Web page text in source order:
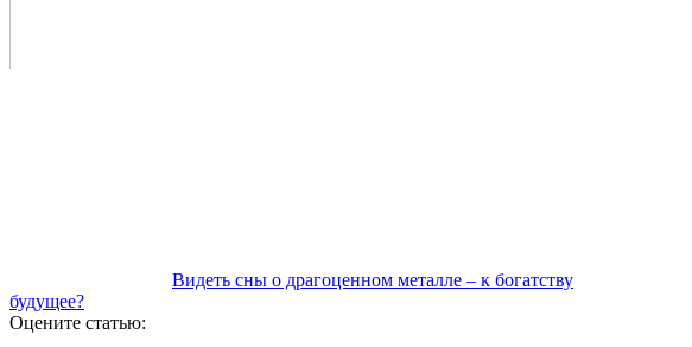
Видеть сны о драгоценном металле – к богатству
будущее?
Оцените статью: